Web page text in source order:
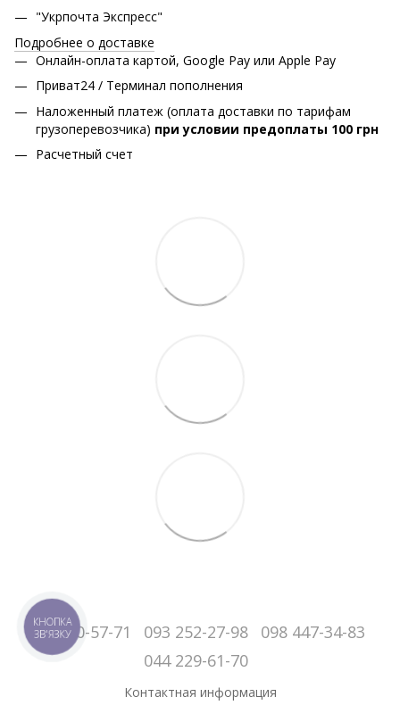
"Укрпочта Экспресс"
Подробнее о доставке
Онлайн-оплата картой, Google Pay или Apple Pay
Приват24 / Терминал пополнения
Наложенный платеж (оплата доставки по тарифам
грузоперевозчика) при условии предоплаты 100 грн
Расчетный счет
050-060-57-71 093 252-27-98
098 447-34-83
044 229-61-70
Контактная информация
КНОПКА
ЗВ'ЯЗКУ